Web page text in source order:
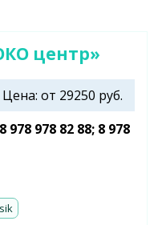
центр»
Цена: от 29250 руб.
978 978 82 88; 8 978